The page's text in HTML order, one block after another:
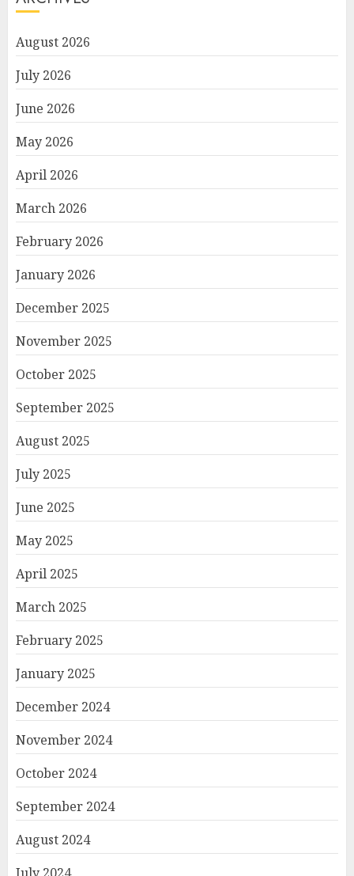
August 2026
July 2026
June 2026
May 2026
April 2026
March 2026
February 2026
January 2026
December 2025
November 2025
October 2025
September 2025
August 2025
July 2025
June 2025
May 2025
April 2025
March 2025
February 2025
January 2025
December 2024
November 2024
October 2024
September 2024
August 2024